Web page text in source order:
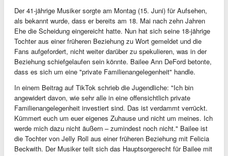
Der 41-jährige Musiker sorgte am Montag (15. Juni) für Aufsehen,
als bekannt wurde, dass er bereits am 18. Mai nach zehn Jahren
Ehe die Scheidung eingereicht hatte. Nun hat sich seine 18-jährige
Tochter aus einer früheren Beziehung zu Wort gemeldet und die
Fans aufgefordert, nicht weiter darüber zu spekulieren, was in der
Beziehung schiefgelaufen sein könnte. Bailee Ann DeFord betonte,
dass es sich um eine "private Familienangelegenheit" handle.
In einem Beitrag auf TikTok schrieb die Jugendliche: "Ich bin
angewidert davon, wie sehr alle in eine offensichtlich private
Familienangelegenheit investiert sind. Das ist verdammt verrückt.
Kümmert euch um euer eigenes Zuhause und nicht um meines. Ich
werde mich dazu nicht äußern – zumindest noch nicht." Bailee ist
die Tochter von Jelly Roll aus einer früheren Beziehung mit Felicia
Beckwith. Der Musiker teilt sich das Hauptsorgerecht für Bailee mit